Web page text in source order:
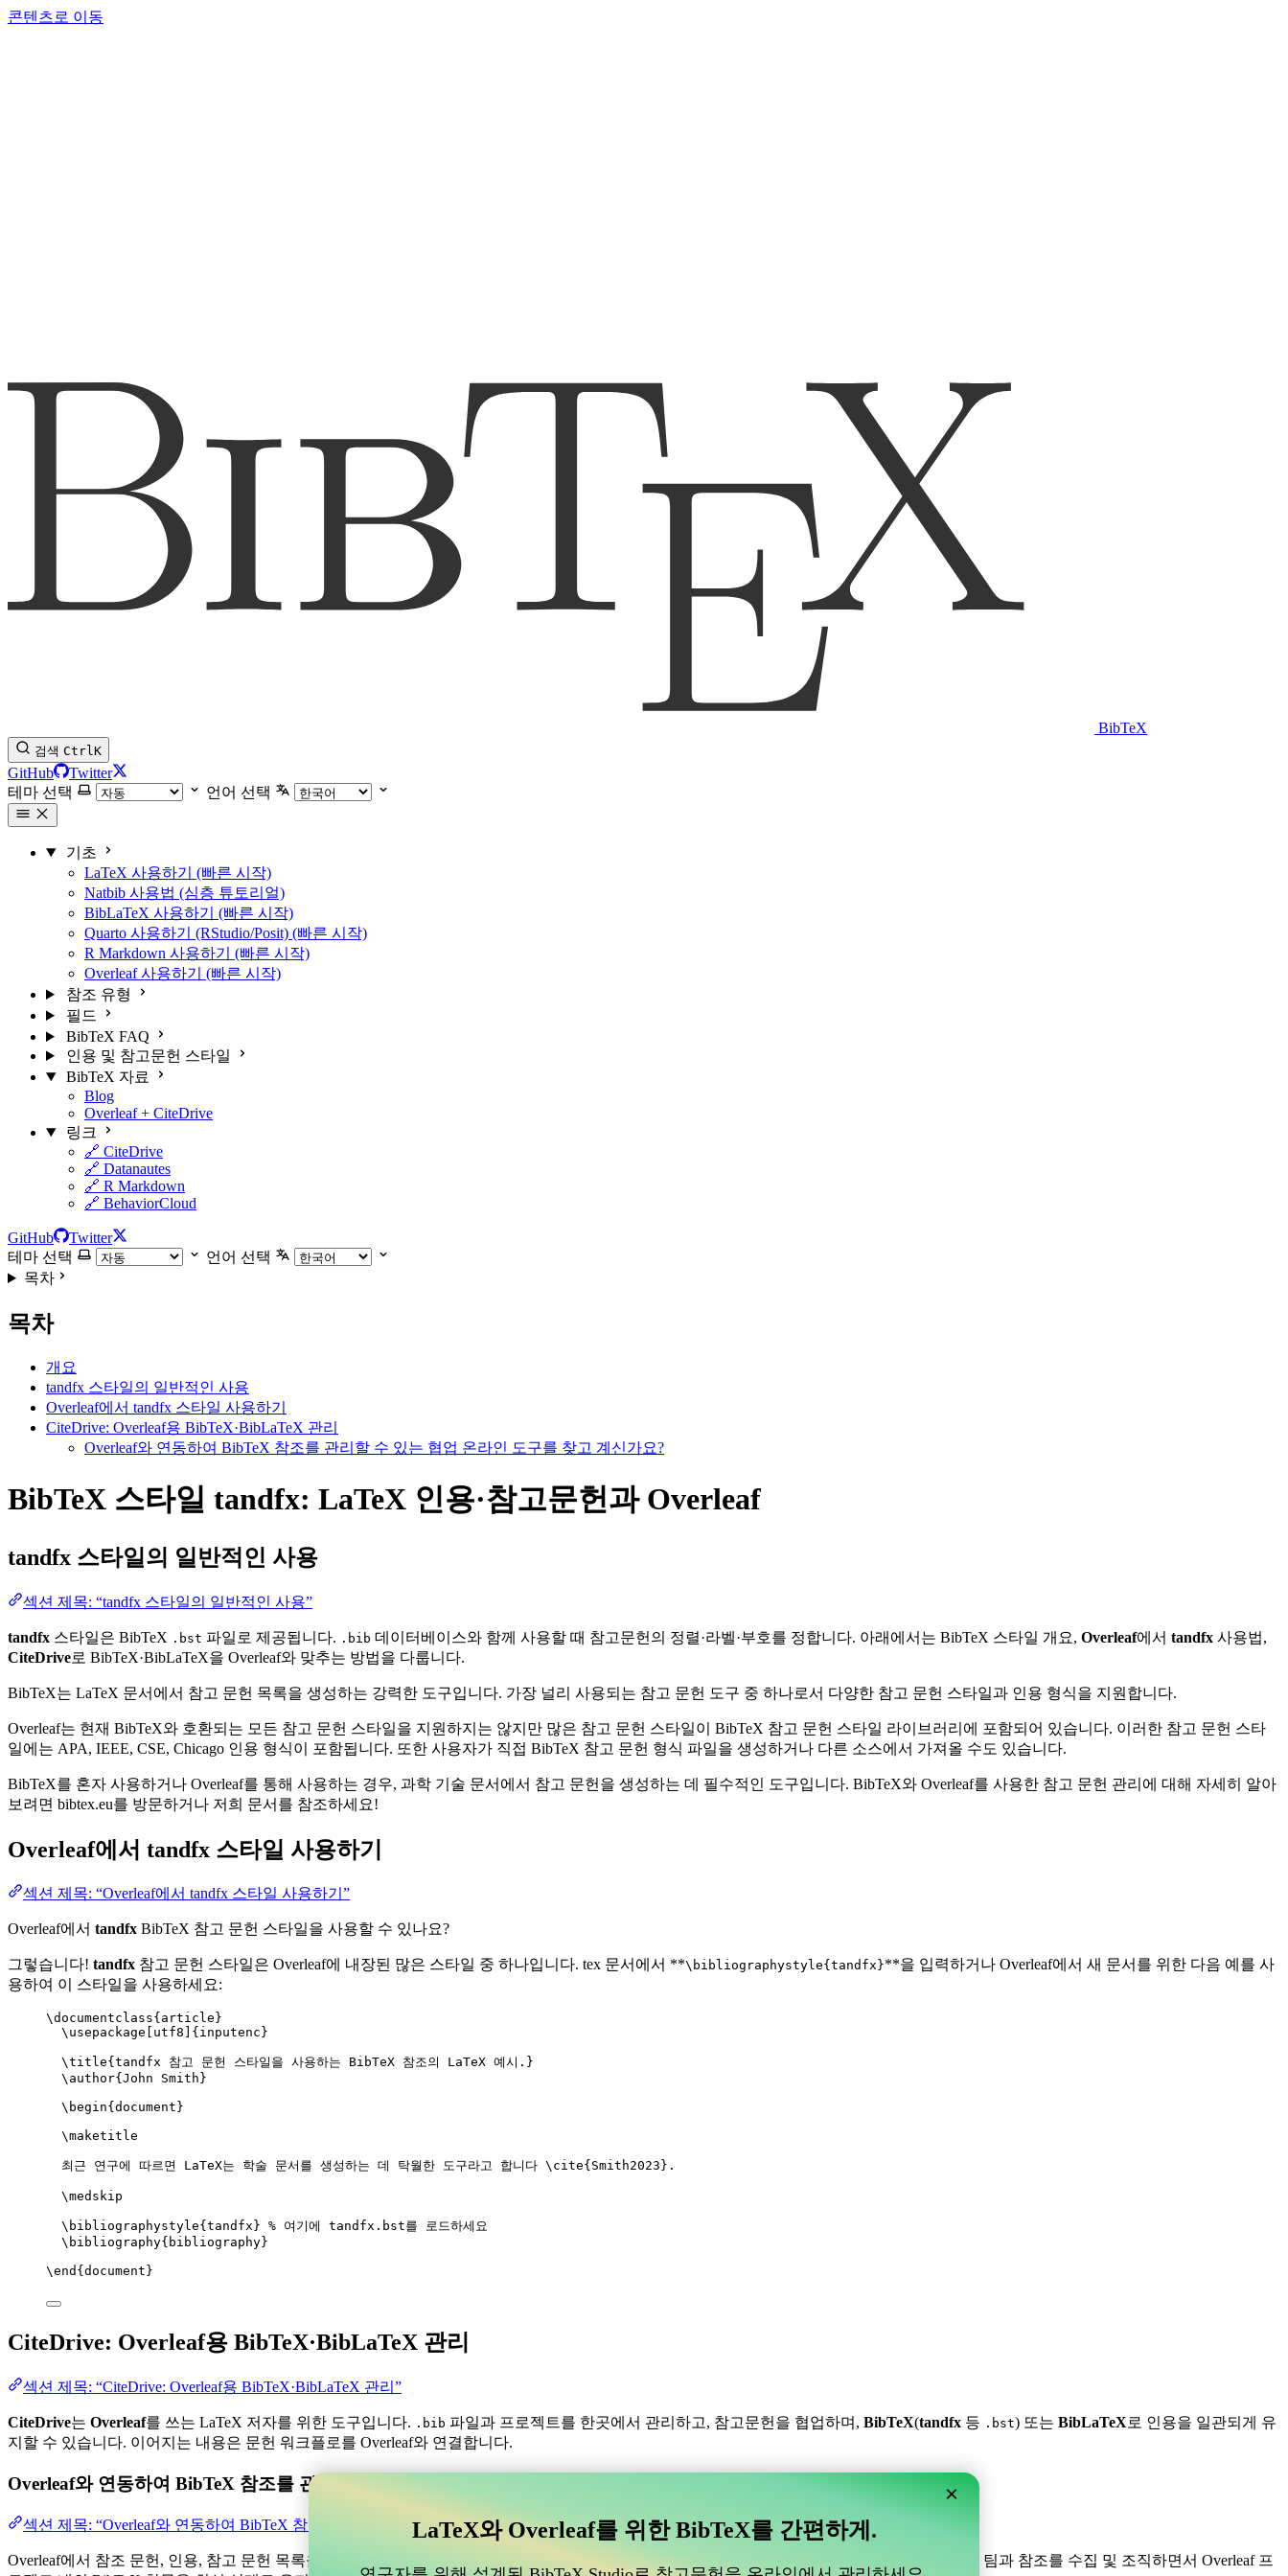
콘텐츠로 이동
BibTeX
검색 CtrlK
GitHub
Twitter
테마 선택
언어 선택
기초
LaTeX 사용하기 (빠른 시작)
Natbib 사용법 (심층 튜토리얼)
BibLaTeX 사용하기 (빠른 시작)
Quarto 사용하기 (RStudio/Posit) (빠른 시작)
R Markdown 사용하기 (빠른 시작)
Overleaf 사용하기 (빠른 시작)
참조 유형
필드
BibTeX FAQ
인용 및 참고문헌 스타일
BibTeX 자료
Blog
Overleaf + CiteDrive
링크
🔗 CiteDrive
🔗 Datanautes
🔗 R Markdown
🔗 BehaviorCloud
GitHub
Twitter
테마 선택
언어 선택
목차
목차
개요
tandfx 스타일의 일반적인 사용
Overleaf에서 tandfx 스타일 사용하기
CiteDrive: Overleaf용 BibTeX·BibLaTeX 관리
Overleaf와 연동하여 BibTeX 참조를 관리할 수 있는 협업 온라인 도구를 찾고 계신가요?
BibTeX 스타일 tandfx: LaTeX 인용·참고문헌과 Overleaf
tandfx 스타일의 일반적인 사용
섹션 제목: “tandfx 스타일의 일반적인 사용”
tandfx 스타일은 BibTeX .bst 파일로 제공됩니다. .bib 데이터베이스와 함께 사용할 때 참고문헌의 정렬·라벨·부호를 정합니다. 아래에서는 BibTeX 스타일 개요, Overleaf에서 tandfx 사용법,
CiteDrive로 BibTeX·BibLaTeX을 Overleaf와 맞추는 방법을 다룹니다.
BibTeX는 LaTeX 문서에서 참고 문헌 목록을 생성하는 강력한 도구입니다. 가장 널리 사용되는 참고 문헌 도구 중 하나로서 다양한 참고 문헌 스타일과 인용 형식을 지원합니다.
Overleaf는 현재 BibTeX와 호환되는 모든 참고 문헌 스타일을 지원하지는 않지만 많은 참고 문헌 스타일이 BibTeX 참고 문헌 스타일 라이브러리에 포함되어 있습니다. 이러한 참고 문헌 스타
일에는 APA, IEEE, CSE, Chicago 인용 형식이 포함됩니다. 또한 사용자가 직접 BibTeX 참고 문헌 형식 파일을 생성하거나 다른 소스에서 가져올 수도 있습니다.
BibTeX를 혼자 사용하거나 Overleaf를 통해 사용하는 경우, 과학 기술 문서에서 참고 문헌을 생성하는 데 필수적인 도구입니다. BibTeX와 Overleaf를 사용한 참고 문헌 관리에 대해 자세히 알아
보려면 bibtex.eu를 방문하거나 저희 문서를 참조하세요!
Overleaf에서 tandfx 스타일 사용하기
섹션 제목: “Overleaf에서 tandfx 스타일 사용하기”
Overleaf에서 tandfx BibTeX 참고 문헌 스타일을 사용할 수 있나요?
그렇습니다! tandfx 참고 문헌 스타일은 Overleaf에 내장된 많은 스타일 중 하나입니다. tex 문서에서 **\bibliographystyle{tandfx}**을 입력하거나 Overleaf에서 새 문서를 위한 다음 예를 사
용하여 이 스타일을 사용하세요:
\documentclass{ article }
\usepackage
utf8 ]{ inputenc }
\title{tandfx 참고 문헌 스타일을 사용하는 BibTeX 참조의 LaTeX 예시.}
\author{John Smith}
\begin{ document }
\maketitle
최근 연구에 따르면 LaTeX는 학술 문서를 생성하는 데 탁월한 도구라고 합니다 \cite{ Smith2023 }.
\medskip
\bibliographystyle{tandfx} % 여기에 tandfx.bst를 로드하세요
\bibliography{bibliography}
\end { document }
CiteDrive: Overleaf용 BibTeX·BibLaTeX 관리
섹션 제목: “CiteDrive: Overleaf용 BibTeX·BibLaTeX 관리”
CiteDrive는 Overleaf를 쓰는 LaTeX 저자를 위한 도구입니다. .bib 파일과 프로젝트를 한곳에서 관리하고, 참고문헌을 협업하며, BibTeX(tandfx 등 .bst) 또는 BibLaTeX로 인용을 일관되게 유
지할 수 있습니다. 이어지는 내용은 문헌 워크플로를 Overleaf와 연결합니다.
Overleaf와 연동하여 BibTeX 참조를 관리할 수 있는 협업 온라인 도구를 찾고 계신가요?
섹션 제목: “Overleaf와 연동하여 BibTeX 참조를 관리할 수 있는 협업 온라인 도구를 찾고 계신가요?”
Overleaf에서 참조 문헌, 인용, 참고 문헌 목록을 관리하는 데 도움이 될 온라인 도구를 찾고 있다면, CiteDrive가 완벽할 수 있습니다! 프로젝트 내의 팀과 참조를 수집 및 조직하면서 Overleaf 프
×
LaTeX와 Overleaf를 위한 BibTeX를 간편하게.